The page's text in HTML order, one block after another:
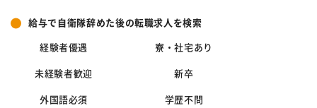
給与で自衛隊辞めた後の転職求人を検索
経験者優遇 寮・社宅あり
未経験者歓迎 新卒
外国語必須 学歴不問